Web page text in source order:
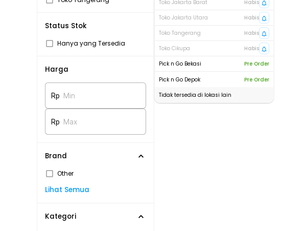
Status Stok
Hanya yang Tersedia
Harga
Rp Min
Rp Max
Brand
Other
Lihat Semua
Kategori
Toko Jakarta Barat
Habis
Toko Jakarta Utara
Habis
Toko Tangerang
Habis
Toko Cikupa
Habis
Pick n Go Bekasi
Pre Order
Pick n Go Depok
Pre Order
Tidak tersedia di lokasi lain